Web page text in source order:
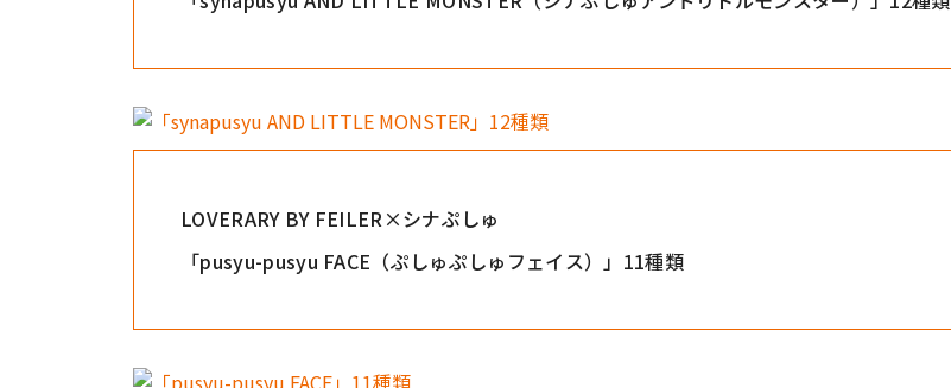
LOVERARY BY FEILER×シナぷしゅ
「pusyu-pusyu FACE（ぷしゅぷしゅフェイス）」11種類